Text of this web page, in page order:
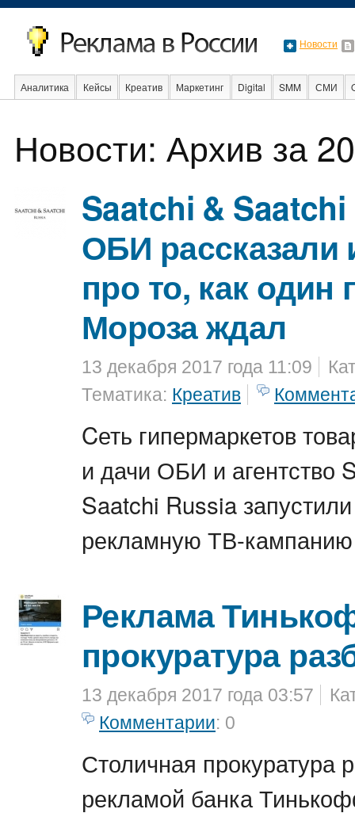
Новости
Аналитика Кейсы Креатив Маркетинг Digital SMM СМИ
Новости: Архив за
Saatchi &
ОБИ рассказали
про то, как один
Мороза ждал
13 декабря 2017 года 11:09
Тематика: Креатив
Cеть гипермаркетов
и дачи ОБИ и агентство
Saatchi Russia
рекламную ТВ-кампанию
Реклама
прокуратура
13 декабря 2017 года 03:57
Комментарии: 0
Столичная прокуратура
рекламой банка